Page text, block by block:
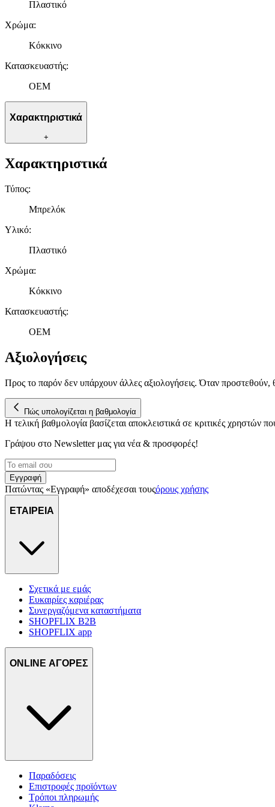
Πλαστικό
Χρώμα:
Κόκκινο
Κατασκευαστής:
OEM
Χαρακτηριστικά
+
Χαρακτηριστικά
Τύπος:
Μπρελόκ
Υλικό:
Πλαστικό
Χρώμα:
Κόκκινο
Κατασκευαστής:
OEM
Αξιολογήσεις
Προς το παρόν δεν υπάρχουν άλλες αξιολογήσεις. Όταν προστεθούν,
Πώς υπολογίζεται η βαθμολογία
Η τελική βαθμολογία βασίζεται αποκλειστικά σε κριτικές
Γράψου στο Νewsletter μας για νέα & προσφορές!
Εγγραφή
Πατώντας «Εγγραφή» αποδέχεσαι τουςόρους χρήσης
ΕΤΑΙΡΕΙΑ
Σχετικά με εμάς
Ευκαιρίες καριέρας
Συνεργαζόμενα καταστήματα
SHOPFLIX B2B
SHOPFLIX app
ONLINE ΑΓΟΡΕΣ
Παραδόσεις
Επιστροφές προϊόντων
Τρόποι πληρωμής